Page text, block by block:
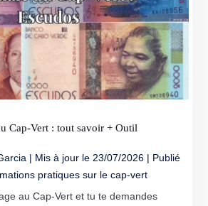
Cap‑Vert : tout savoir + Outil
| Mis à jour le 23/07/2026 | Publié
pratiques sur le cap-vert
au Cap-Vert et tu te demandes